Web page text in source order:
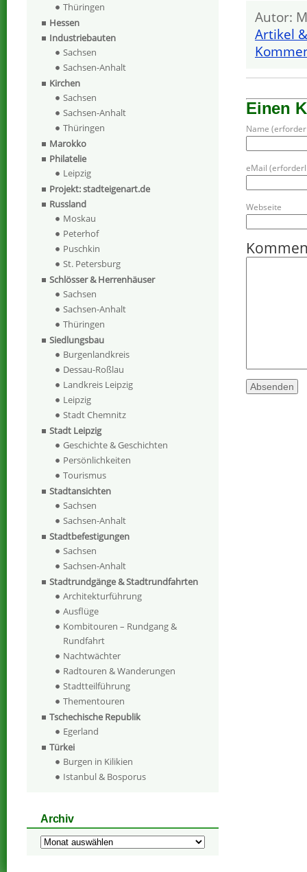
Autor:
Artikel
Einen
Name
eMail
Webseite
Thüringen
Hessen
Industriebauten
Sachsen
Sachsen-Anhalt
Kirchen
Sachsen
Sachsen-Anhalt
Thüringen
Marokko
Philatelie
Leipzig
Projekt: stadteigenart.de
Russland
Moskau
Peterhof
Puschkin
St. Petersburg
Schlösser & Herrenhäuser
Sachsen
Sachsen-Anhalt
Thüringen
Siedlungsbau
Burgenlandkreis
Dessau-Roßlau
Landkreis Leipzig
Leipzig
Stadt Chemnitz
Stadt Leipzig
Geschichte & Geschichten
Persönlichkeiten
Tourismus
Stadtansichten
Sachsen
Sachsen-Anhalt
Stadtbefestigungen
Sachsen
Sachsen-Anhalt
Stadtrundgänge & Stadtrundfahrten
Architekturführung
Ausflüge
Kombitouren – Rundgang &
Rundfahrt
Nachtwächter
Radtouren & Wanderungen
Stadtteilführung
Thementouren
Tschechische Republik
Egerland
Türkei
Burgen in Kilikien
Istanbul & Bosporus
Archiv
Archiv